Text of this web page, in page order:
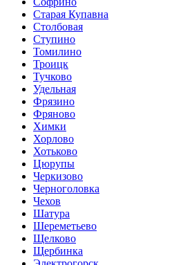
Старая Купавна
Столбовая
Ступино
Томилино
Троицк
Тучково
Удельная
Фрязино
Фряново
Химки
Хорлово
Хотьково
Цюрупы
Черкизово
Черноголовка
Чехов
Шатура
Шереметьево
Щелково
Щербинка